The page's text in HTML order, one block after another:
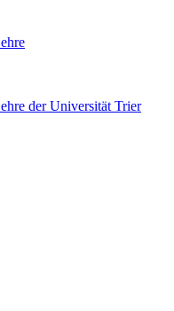
der Universität Trier